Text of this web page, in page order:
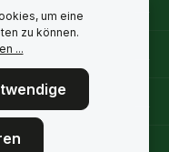
um eine
zu können.
...